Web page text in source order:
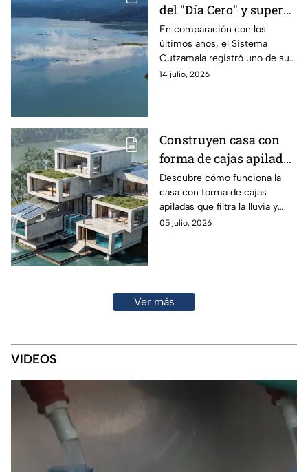
del "Día Cero" y supera
el 71% de llenado
durante esta
temporada de lluvias
En comparación con los
últimos años, el Sistema
Cutzamala registró uno de sus
niveles más altos para esta
14 julio, 2026
Construyen casa con
forma de cajas apiladas
que filtra el agua de
lluvia y es a prueba de
inundaciones; la
tecnología que la hace
Descubre cómo funciona la
casa con forma de cajas
apiladas que filtra la lluvia y
utiliza tecnología para resistir
05 julio, 2026
Ver más
VIDEOS